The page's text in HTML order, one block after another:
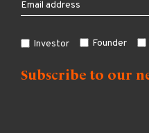
Investor Founder